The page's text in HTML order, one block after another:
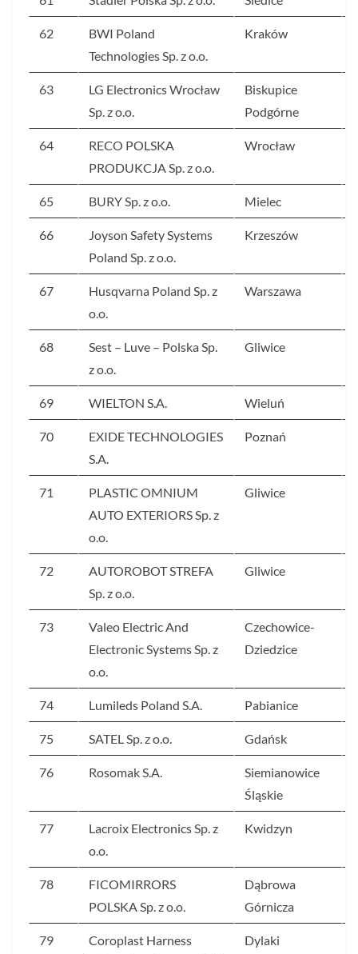
62
BWI Poland
Technologies Sp. z o.o.
Kraków
63
LG Electronics Wrocław
Sp. z o.o.
Biskupice
Podgórne
64
RECO POLSKA
PRODUKCJA Sp. z o.o.
Wrocław
65 BURY Sp. z o.o. Mielec
66
Joyson Safety Systems
Poland Sp. z o.o.
Krzeszów
67
Husqvarna Poland Sp. z
o.o.
Warszawa
68
Sest – Luve – Polska Sp.
z o.o.
Gliwice
69 WIELTON S.A. Wieluń
70
EXIDE TECHNOLOGIES
S.A.
Poznań
71
PLASTIC OMNIUM
AUTO EXTERIORS Sp. z
o.o.
Gliwice
72
AUTOROBOT STREFA
Sp. z o.o.
Gliwice
73
Valeo Electric And
Electronic Systems Sp. z
o.o.
Czechowice-
Dziedzice
74 Lumileds Poland S.A. Pabianice
75 SATEL Sp. z o.o. Gdańsk
76 Rosomak S.A.
Siemianowice
Śląskie
77
Lacroix Electronics Sp. z
o.o.
Kwidzyn
78
FICOMIRRORS
POLSKA Sp. z o.o.
Dąbrowa
Górnicza
79
Coroplast Harness
Dylaki